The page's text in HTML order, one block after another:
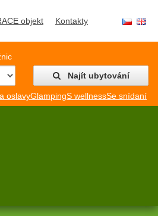
objekt Kontakty
Najít ubytování
oslavyGlampingS wellnessSe snídaní